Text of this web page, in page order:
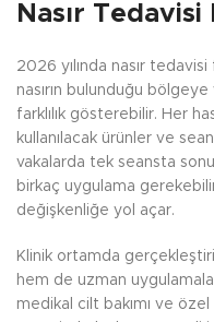
Nasır
2026 yılında nasır
nasırın bulunduğu
farklılık gösterebilir. Her
kullanılacak ürünler ve
vakalarda tek seansta
birkaç uygulama
değişkenliğe yol açar.
Klinik ortamda
hem de uzman
medikal cilt bakımı ve